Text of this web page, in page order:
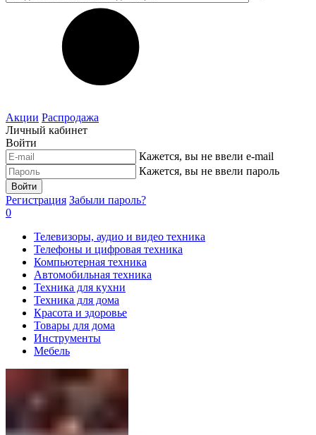
Акции Распродажа
Личный кабинет
Войти
Кажется, вы не ввели e-mail
Кажется, вы не ввели пароль
Войти
Регистрация Забыли пароль?
0
Телевизоры, аудио и видео техника
Телефоны и цифровая техника
Компьютерная техника
Автомобильная техника
Техника для кухни
Техника для дома
Красота и здоровье
Товары для дома
Инструменты
Мебель